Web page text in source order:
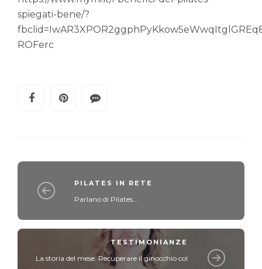
spiegati-bene/?
ROFerc
PILATES IN RETE
Parlano di Pilates...
TESTIMONIANZE
La storia del mese. Recuperare il ginocchio col